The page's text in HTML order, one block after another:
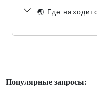
🌏 Где
Популярные запросы: